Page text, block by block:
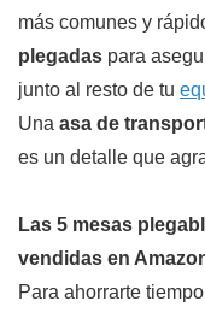
más comunes y
plegadas para
junto al resto de tu
Una asa de
es un detalle que
Las 5 mesas
vendidas en
Para ahorrarte